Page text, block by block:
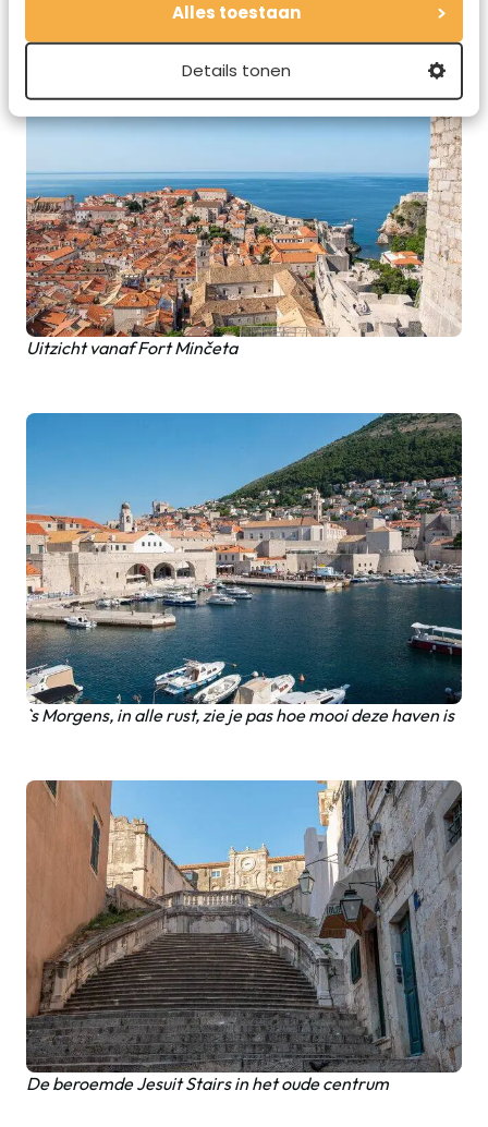
Alles toestaan
Details tonen
Uitzicht vanaf Fort Minčeta
`s Morgens, in alle rust, zie je pas hoe mooi deze haven is
De beroemde Jesuit Stairs in het oude centrum